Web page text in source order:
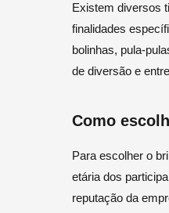
Existem diversos
finalidades
bolinhas, pula-
de diversão e
Como
Para escolher o
etária dos
reputação da